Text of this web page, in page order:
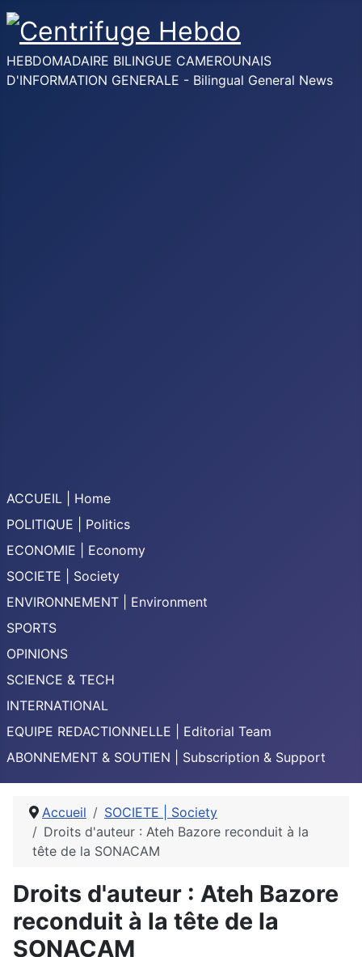
HEBDOMADAIRE BILINGUE CAMEROUNAIS
D'INFORMATION GENERALE - Bilingual General News
ACCUEIL | Home
POLITIQUE | Politics
ECONOMIE | Economy
SOCIETE | Society
ENVIRONNEMENT | Environment
SPORTS
OPINIONS
SCIENCE & TECH
INTERNATIONAL
EQUIPE REDACTIONNELLE | Editorial Team
ABONNEMENT & SOUTIEN | Subscription & Support
Accueil
SOCIETE | Society
Droits d'auteur : Ateh Bazore reconduit à la
tête de la SONACAM
Droits d'auteur : Ateh Bazore
reconduit à la tête de la
SONACAM